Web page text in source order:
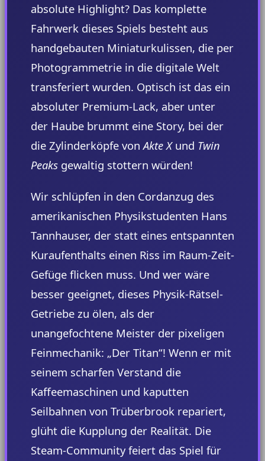
absolute Highlight? Das komplette
Fahrwerk dieses Spiels besteht aus
handgebauten Miniaturkulissen, die per
Photogrammetrie in die digitale Welt
transferiert wurden. Optisch ist das ein
absoluter Premium-Lack, aber unter
der Haube brummt eine Story, bei der
die Zylinderköpfe vonAkte Xund Twin
Peaks gewaltig stottern würden!
Wir schlüpfen in den Cordanzug des
amerikanischen Physikstudenten Hans
Tannhauser, der statt eines entspannten
Kuraufenthalts einen Riss im Raum-Zeit-
Gefüge flicken muss. Und wer wäre
besser geeignet, dieses Physik-Rätsel-
Getriebe zu ölen, als der
unangefochtene Meister der pixeligen
Feinmechanik: „Der Titan“! Wenn er mit
seinem scharfen Verstand die
Kaffeemaschinen und kaputten
Seilbahnen von Trüberbrook repariert,
glüht die Kupplung der Realität. Die
Steam-Community feiert das Spiel für